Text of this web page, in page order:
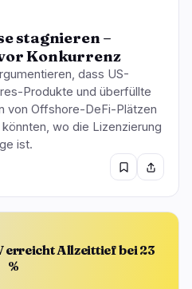
stagnieren –
Konkurrenz
dass US-
Produkte und überfüllte
von Offshore-DeFi-Plätzen
wo die Lizenzierung
ist.
Allzeittief bei 23
%